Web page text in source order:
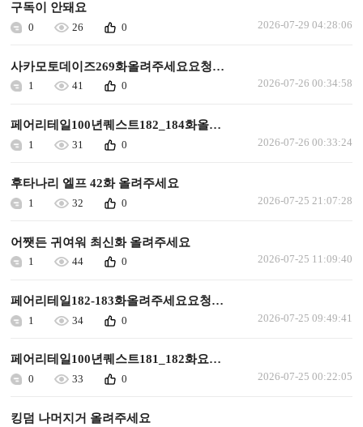
구독이 안돼요
0 26 0 2026-07-29 04:28:06
사카모토데이즈269화올려주세요요청합니다
1 41 0 2026-07-26 00:34:58
페어리테일100년퀘스트182_184화올려주세요요청합니다
1 31 0 2026-07-26 00:33:24
후타나리 엘프 42화 올려주세요
1 32 0 2026-07-25 21:07:28
어쨋든 귀여워 최신화 올려주세요
1 44 0 2026-07-25 11:09:40
페어리테일182-183화올려주세요요청합니다
1 34 0 2026-07-25 09:49:41
페어리테일100년퀘스트181_182화요청합니다
0 33 0 2026-07-25 00:22:05
킹덤 나머지거 올려주세요